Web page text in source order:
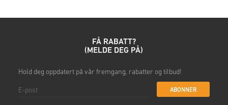
FÅ RABATT?
(MELDE DEG PÅ)
Hold deg oppdatert på vår fremgang, rabatter og tilbud!
ABONNER